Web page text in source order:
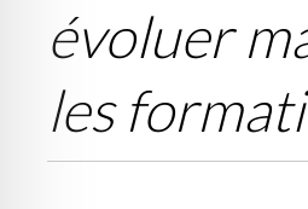
évoluer
les